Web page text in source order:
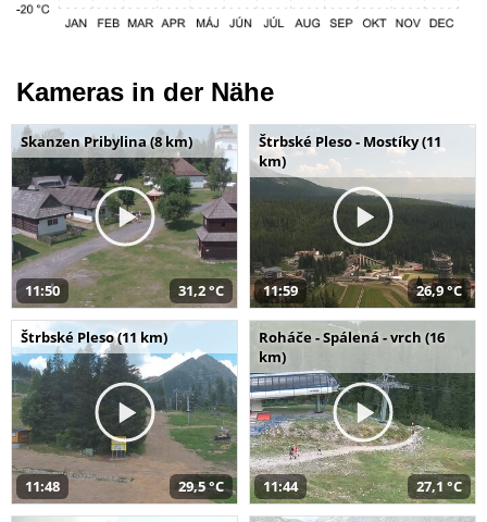
Kameras in der Nähe
Skanzen Pribylina (8 km)
11:50 31,2 °C
Štrbské Pleso - Mostíky (11
km)
11:59 26,9 °C
Štrbské Pleso (11 km)
11:48 29,5 °C
Roháče - Spálená - vrch (16
km)
11:44 27,1 °C